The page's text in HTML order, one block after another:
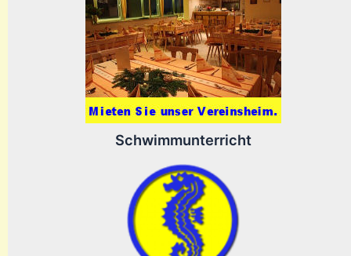
Schwimmunterricht